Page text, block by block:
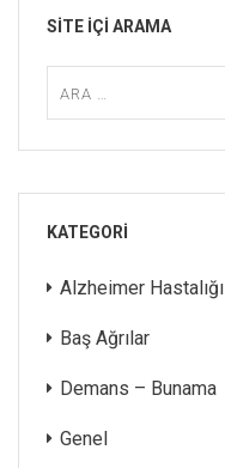
SITE IÇI ARAMA
KATEGORI
Alzheimer Hastalığı
Baş Ağrılar
Demans – Bunama
Genel